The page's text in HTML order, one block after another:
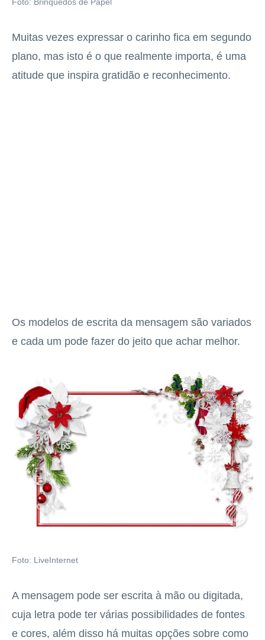
Foto: Brinquedos de Papel
Muitas vezes expressar o carinho fica em segundo
plano, mas isto é o que realmente importa, é uma
atitude que inspira gratidão e reconhecimento.
Os modelos de escrita da mensagem são variados
e cada um pode fazer do jeito que achar melhor.
Foto: LiveInternet
A mensagem pode ser escrita à mão ou digitada,
cuja letra pode ter várias possibilidades de fontes
e cores, além disso há muitas opções sobre como